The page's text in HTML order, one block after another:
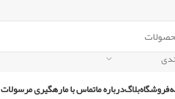
فروشگاهبلاگدرباره ماتماس با مارهگیری مرسولات